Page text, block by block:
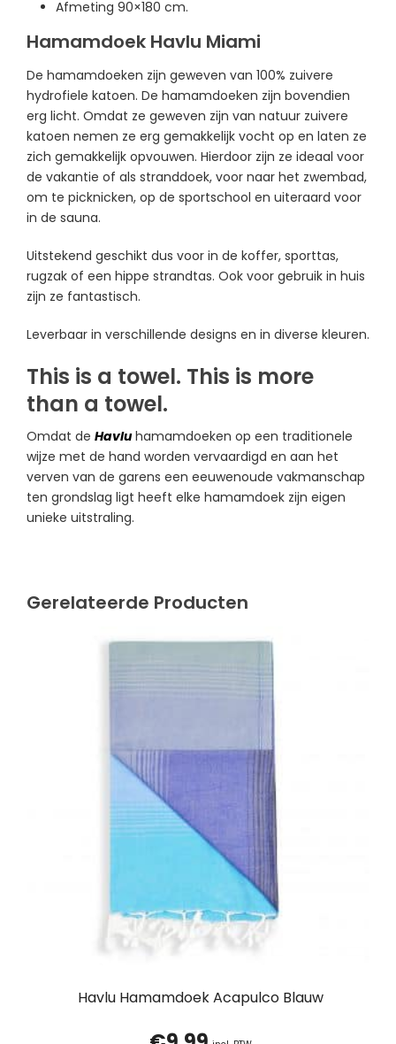
Afmeting 90×180 cm.
Hamamdoek Havlu Miami
De hamamdoeken zijn geweven van 100% zuivere
hydrofiele katoen. De hamamdoeken zijn bovendien
erg licht. Omdat ze geweven zijn van natuur zuivere
katoen nemen ze erg gemakkelijk vocht op en laten ze
zich gemakkelijk opvouwen. Hierdoor zijn ze ideaal voor
de vakantie of als stranddoek, voor naar het zwembad,
om te picknicken, op de sportschool en uiteraard voor
in de sauna.
Uitstekend geschikt dus voor in de koffer, sporttas,
rugzak of een hippe strandtas. Ook voor gebruik in huis
zijn ze fantastisch.
Leverbaar in verschillende designs en in diverse kleuren.
This is a towel. This is more
than a towel.
Omdat de Havluhamamdoeken op een traditionele
wijze met de hand worden vervaardigd en aan het
verven van de garens een eeuwenoude vakmanschap
ten grondslag ligt heeft elke hamamdoek zijn eigen
unieke uitstraling.
Gerelateerde Producten
Havlu Hamamdoek Acapulco Blauw